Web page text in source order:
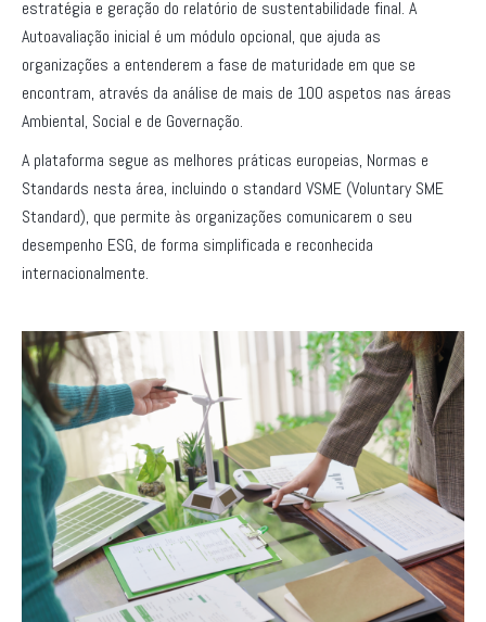
estratégia e geração do relatório de sustentabilidade final. A
Autoavaliação inicial é um módulo opcional, que ajuda as
organizações a entenderem a fase de maturidade em que se
encontram, através da análise de mais de 100 aspetos nas áreas
Ambiental, Social e de Governação.
A plataforma segue as melhores práticas europeias, Normas e
Standards nesta área, incluindo o standard VSME (Voluntary SME
Standard), que permite às organizações comunicarem o seu
desempenho ESG, de forma simplificada e reconhecida
internacionalmente.